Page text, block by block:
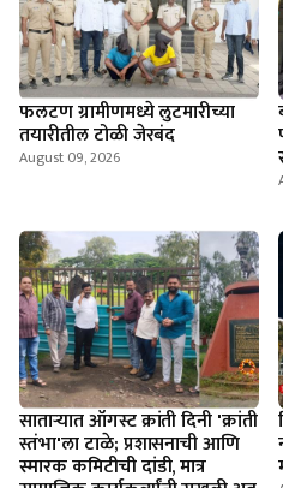
फलटण ग्रामीणमध्ये लुटमारीच्या
तयारीतील टोळी जेरबंद
August 09, 2026
साताऱ्यात ऑगस्ट क्रांती दिनी 'क्रांती
स्तंभा'ला टाळे; प्रशासनाची आणि
स्मारक कमिटीची दांडी, मात्र